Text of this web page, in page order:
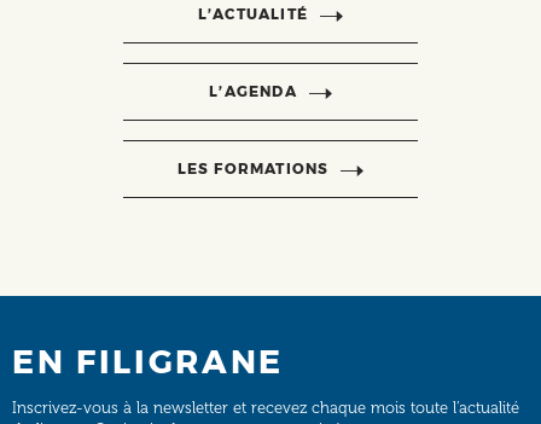
L’ACTUALITÉ
L’AGENDA
LES FORMATIONS
EN FILIGRANE
Inscrivez-vous à la newsletter et recevez chaque mois toute l’actualité